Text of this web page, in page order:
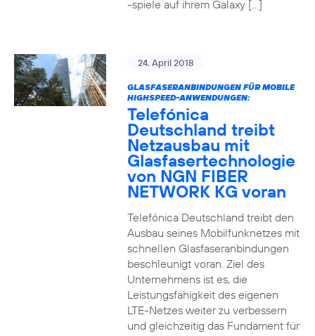
-spiele auf ihrem Galaxy […]
24. April 2018
GLASFASERANBINDUNGEN FÜR MOBILE
HIGHSPEED-ANWENDUNGEN:
Telefónica
Deutschland treibt
Netzausbau mit
Glasfasertechnologie
von NGN FIBER
NETWORK KG voran
Telefónica Deutschland treibt den
Ausbau seines Mobilfunknetzes mit
schnellen Glasfaseranbindungen
beschleunigt voran. Ziel des
Unternehmens ist es, die
Leistungsfähigkeit des eigenen
LTE-Netzes weiter zu verbessern
und gleichzeitig das Fundament für